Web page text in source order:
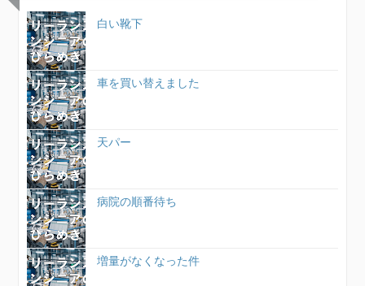
白い靴下
車を買い替えました
天パー
病院の順番待ち
増量がなくなった件